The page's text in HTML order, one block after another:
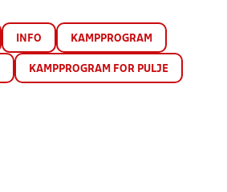
INFO KAMPPROGRAM
KAMPPROGRAM FOR PULJE